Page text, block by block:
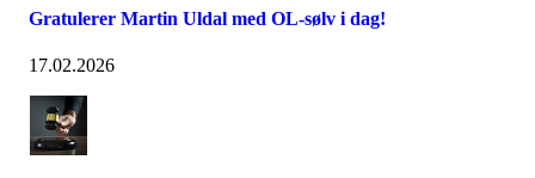
Gratulerer Martin Uldal med OL-sølv i dag!
17.02.2026